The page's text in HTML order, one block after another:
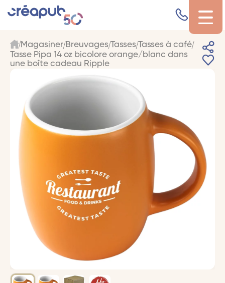
Magasiner Breuvages Tasses Tasses à café
Tasse Pipa 14 oz bicolore orange/blanc dans
une boîte cadeau Ripple